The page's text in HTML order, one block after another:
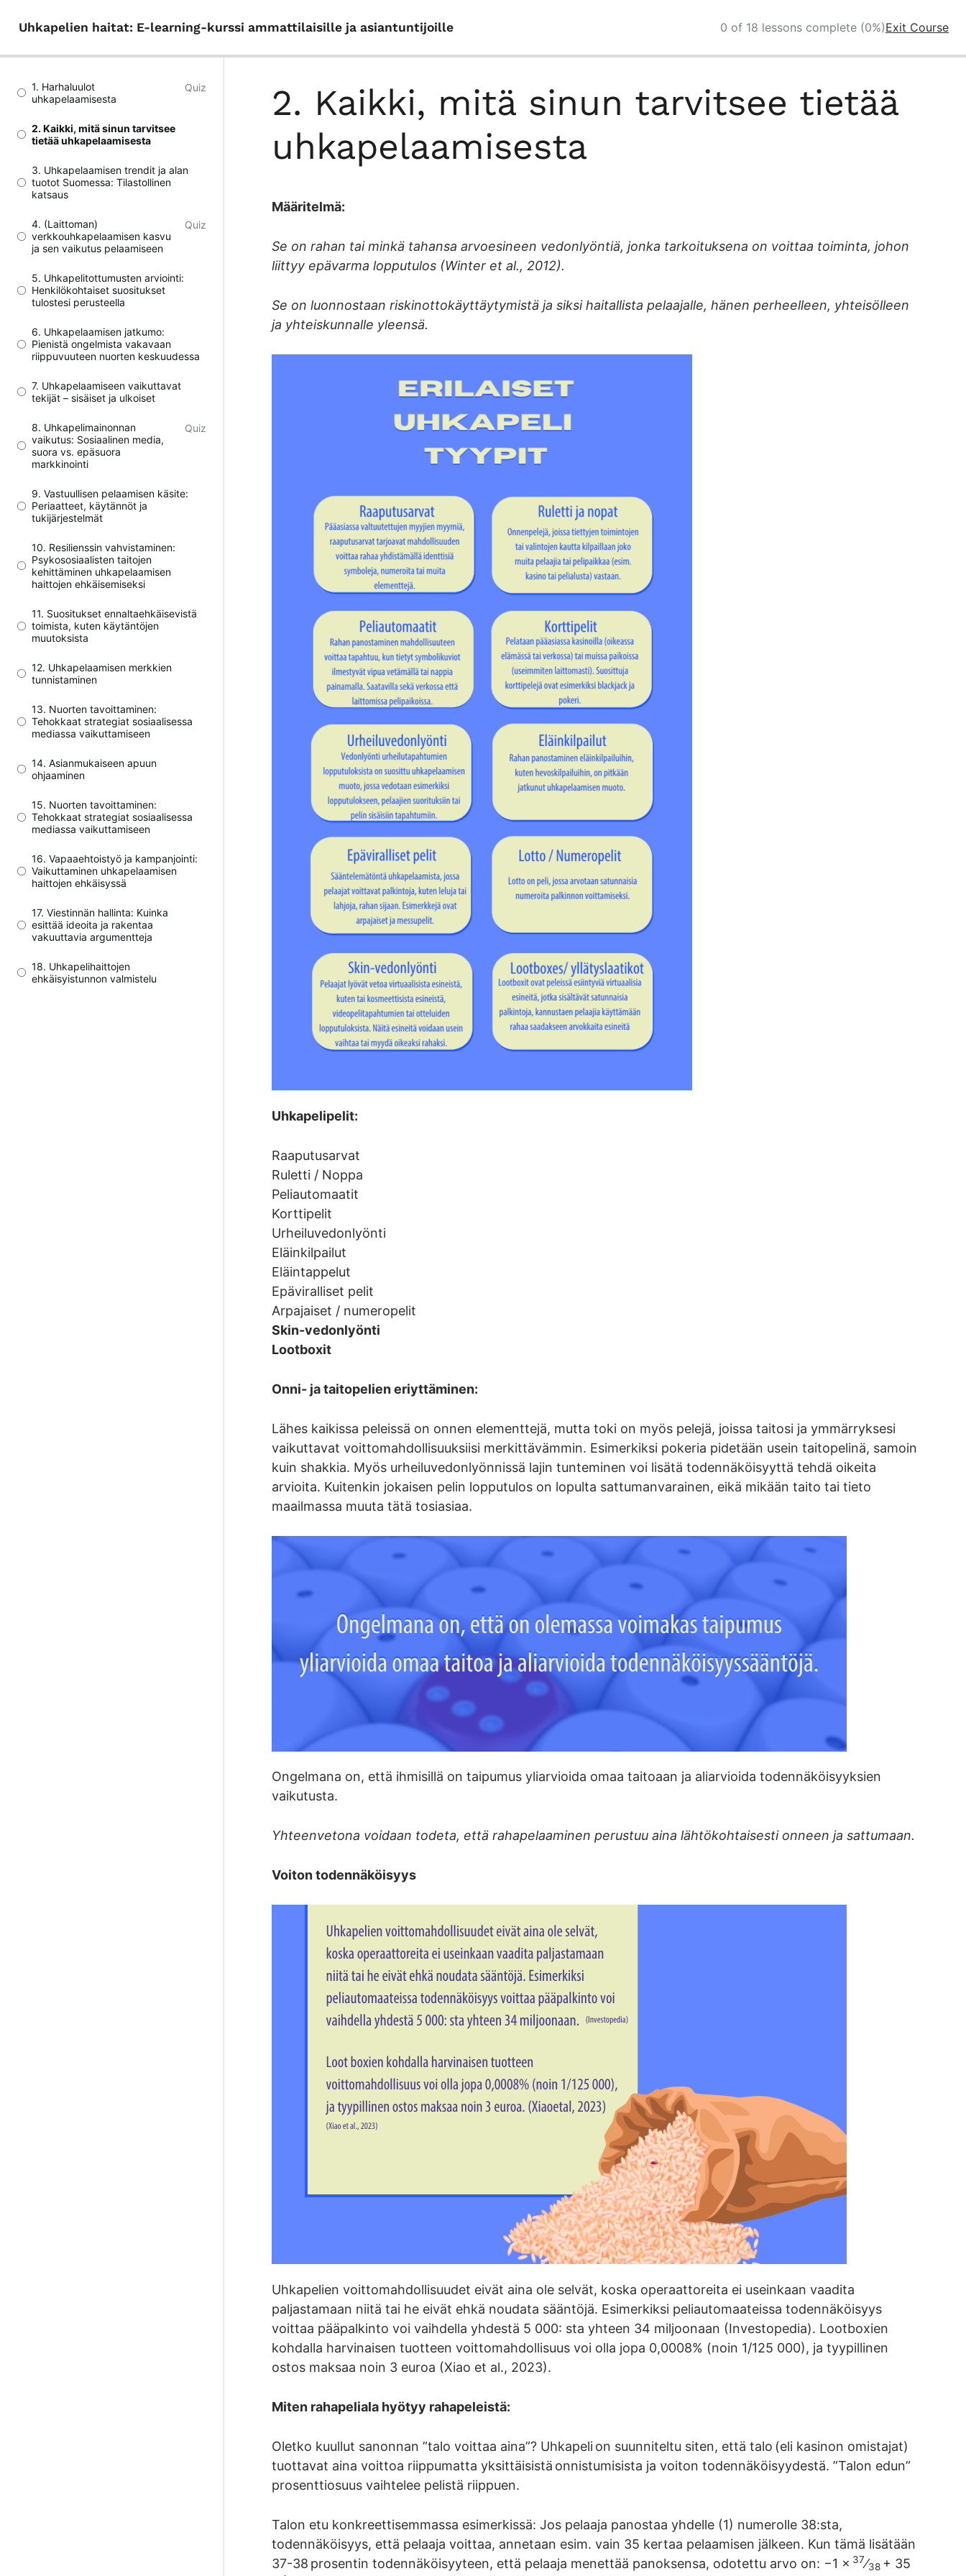
Uhkapelien haitat: E-learning-kurssi ammattilaisille ja asiantuntijoille 0 of 18 lessons complete (0%)Exit Course
1. Harhaluulot
uhkapelaamisesta
Quiz
2. Kaikki, mitä sinun tarvitsee
tietää uhkapelaamisesta
3. Uhkapelaamisen trendit ja alan
tuotot Suomessa: Tilastollinen
katsaus
4. (Laittoman)
verkkouhkapelaamisen kasvu
ja sen vaikutus pelaamiseen
Quiz
5. Uhkapelitottumusten arviointi:
Henkilökohtaiset suositukset
tulostesi perusteella
6. Uhkapelaamisen jatkumo:
Pienistä ongelmista vakavaan
riippuvuuteen nuorten keskuudessa
7. Uhkapelaamiseen vaikuttavat
tekijät – sisäiset ja ulkoiset
8. Uhkapelimainonnan
vaikutus: Sosiaalinen media,
suora vs. epäsuora
markkinointi
Quiz
9. Vastuullisen pelaamisen käsite:
Periaatteet, käytännöt ja
tukijärjestelmät
10. Resilienssin vahvistaminen:
Psykososiaalisten taitojen
kehittäminen uhkapelaamisen
haittojen ehkäisemiseksi
11. Suositukset ennaltaehkäisevistä
toimista, kuten käytäntöjen
muutoksista
12. Uhkapelaamisen merkkien
tunnistaminen
13. Nuorten tavoittaminen:
Tehokkaat strategiat sosiaalisessa
mediassa vaikuttamiseen
14. Asianmukaiseen apuun
ohjaaminen
15. Nuorten tavoittaminen:
Tehokkaat strategiat sosiaalisessa
mediassa vaikuttamiseen
16. Vapaaehtoistyö ja kampanjointi:
Vaikuttaminen uhkapelaamisen
haittojen ehkäisyssä
17. Viestinnän hallinta: Kuinka
esittää ideoita ja rakentaa
vakuuttavia argumentteja
18. Uhkapelihaittojen
ehkäisyistunnon valmistelu
2. Kaikki, mitä sinun tarvitsee tietää
uhkapelaamisesta
Määritelmä:
Se on rahan tai minkä tahansa arvoesineen vedonlyöntiä, jonka tarkoituksena on voittaa toiminta, johon
liittyy epävarma lopputulos (Winter et al., 2012).
Se on luonnostaan riskinottokäyttäytymistä ja siksi haitallista pelaajalle, hänen perheelleen, yhteisölleen
ja yhteiskunnalle yleensä.
Uhkapelipelit:
Raaputusarvat
Ruletti / Noppa
Peliautomaatit
Korttipelit
Urheiluvedonlyönti
Eläinkilpailut
Eläintappelut
Epäviralliset pelit
Arpajaiset / numeropelit
Skin-vedonlyönti
Lootboxit
Onni- ja taitopelien eriyttäminen:
Lähes kaikissa peleissä on onnen elementtejä, mutta toki on myös pelejä, joissa taitosi ja ymmärryksesi
vaikuttavat voittomahdollisuuksiisi merkittävämmin. Esimerkiksi pokeria pidetään usein taitopelinä, samoin
kuin shakkia. Myös urheiluvedonlyönnissä lajin tunteminen voi lisätä todennäköisyyttä tehdä oikeita
arvioita. Kuitenkin jokaisen pelin lopputulos on lopulta sattumanvarainen, eikä mikään taito tai tieto
maailmassa muuta tätä tosiasiaa.
Ongelmana on, että ihmisillä on taipumus yliarvioida omaa taitoaan ja aliarvioida todennäköisyyksien
vaikutusta.
Yhteenvetona voidaan todeta, että rahapelaaminen perustuu aina lähtökohtaisesti onneen ja sattumaan.
Voiton todennäköisyys
Uhkapelien voittomahdollisuudet eivät aina ole selvät, koska operaattoreita ei useinkaan vaadita
paljastamaan niitä tai he eivät ehkä noudata sääntöjä. Esimerkiksi peliautomaateissa todennäköisyys
voittaa pääpalkinto voi vaihdella yhdestä 5 000: sta yhteen 34 miljoonaan (Investopedia). Lootboxien
kohdalla harvinaisen tuotteen voittomahdollisuus voi olla jopa 0,0008% (noin 1/125 000), ja tyypillinen
ostos maksaa noin 3 euroa (Xiao et al., 2023).
Miten rahapeliala hyötyy rahapeleistä:
Oletko kuullut sanonnan ”talo voittaa aina”? Uhkapeli on suunniteltu siten, että talo (eli kasinon omistajat)
tuottavat aina voittoa riippumatta yksittäisistä onnistumisista ja voiton todennäköisyydestä. ”Talon edun”
prosenttiosuus vaihtelee pelistä riippuen.
Talon etu konkreettisemmassa esimerkissä: Jos pelaaja panostaa yhdelle (1) numerolle 38:sta,
todennäköisyys, että pelaaja voittaa, annetaan esim. vain 35 kertaa pelaamisen jälkeen. Kun tämä lisätään
37-38 prosentin todennäköisyyteen, että pelaaja menettää panoksensa, odotettu arvo on: −1 × 37⁄38 + 35